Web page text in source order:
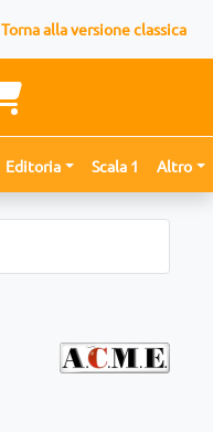
Torna alla versione classica
Editoria Scala 1 Altro